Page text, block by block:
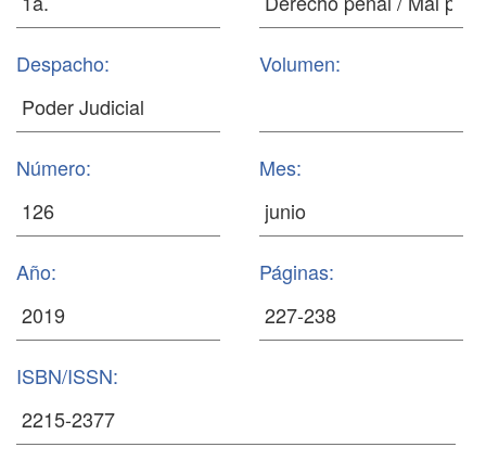
Despacho: Volumen:
Número: Mes:
Año: Páginas:
ISBN/ISSN: